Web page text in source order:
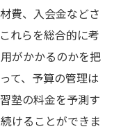
費、入会金などさ
れらを総合的に考
がかかるのかを把
て、予算の管理は
塾の料金を予測す
けることができま